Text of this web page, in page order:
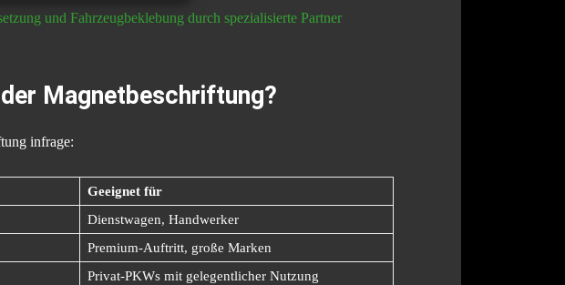
und Fahrzeugbeklebung durch spezialisierte Partner
Magnetbeschriftung?
infrage:
Geeignet für
Dienstwagen, Handwerker
Premium-Auftritt, große Marken
Privat-PKWs mit gelegentlicher Nutzung